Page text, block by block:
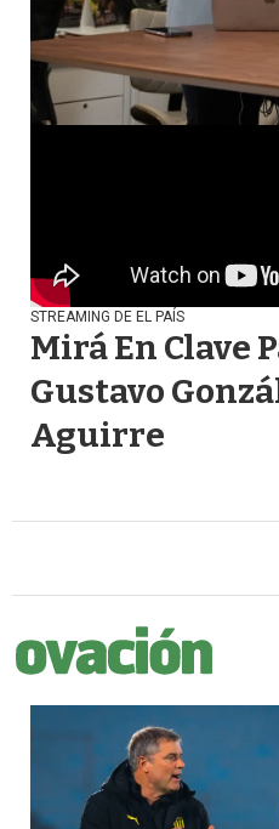
STREAMING DE EL PAÍS
Mirá En Clave
Gustavo
Aguirre